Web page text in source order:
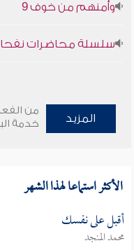
وأمنهم من خوف 9
سلسلة محاضرات نفحات
المزيد
من
خدمة
الأكثر استماعا لهذا الشهر
أقبل على نفسك
محمد المنجد